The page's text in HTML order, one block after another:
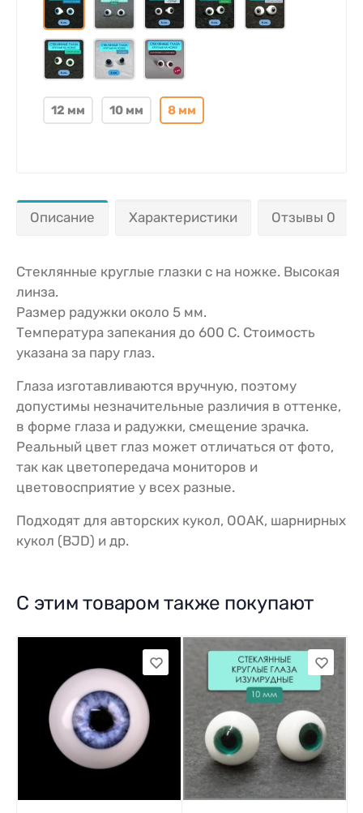
12 мм 10 мм 8 мм
Описание Характеристики Отзывы 0
Стеклянные круглые глазки с на ножке. Высокая
линза.
Размер радужки около 5 мм.
Температура запекания до 600 С. Стоимость
указана за пару глаз.
Глаза изготавливаются вручную, поэтому
допустимы незначительные различия в оттенке,
в форме глаза и радужки, смещение зрачка.
Реальный цвет глаз может отличаться от фото,
так как цветопередача мониторов и
цветовосприятие у всех разные.
Подходят для авторских кукол, ООАК, шарнирных
кукол (BJD) и др.
С этим товаром также покупают